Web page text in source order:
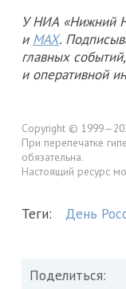
У НИА «Нижний
и MAX.
главных
и оперативной
Copyright ©
При перепечатке
обязательна.
Настоящий ресурс
Теги: День
Поделиться: